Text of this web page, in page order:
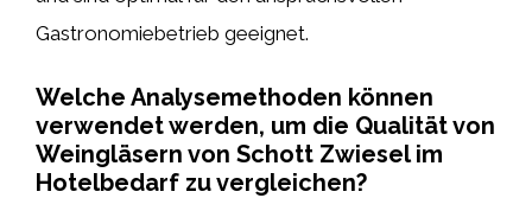
Gastronomiebetrieb geeignet.
Welche Analysemethoden können
verwendet werden, um die Qualität von
Weingläsern von Schott Zwiesel im
Hotelbedarf zu vergleichen?